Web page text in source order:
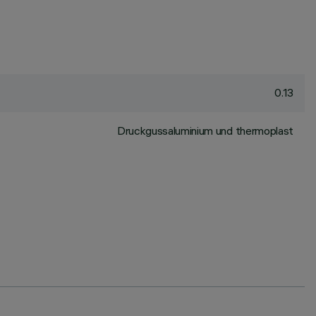
0.13
Druckgussaluminium und thermoplast